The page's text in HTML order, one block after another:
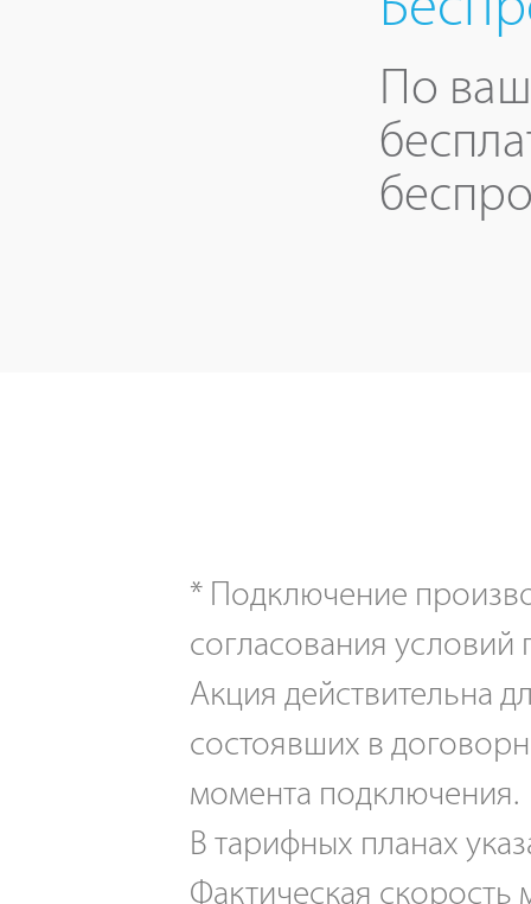
По
* Подключение
согласования
Акция действительна
состоявших в
момента подключения.
В тарифных планах
Фактическая скорость